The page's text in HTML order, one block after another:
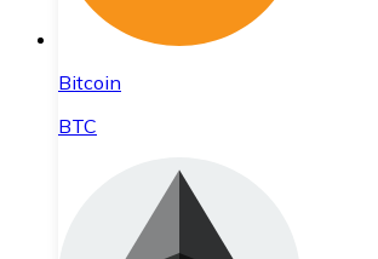
Bitcoin
BTC